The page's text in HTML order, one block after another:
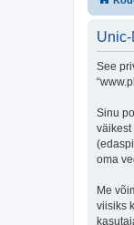
See
Sinu
väikest
oma
Me
viisiks